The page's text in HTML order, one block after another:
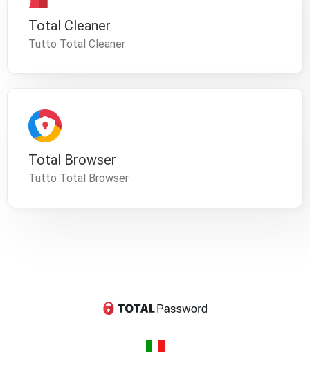
Total Cleaner
Tutto Total Cleaner
Total Browser
Tutto Total Browser